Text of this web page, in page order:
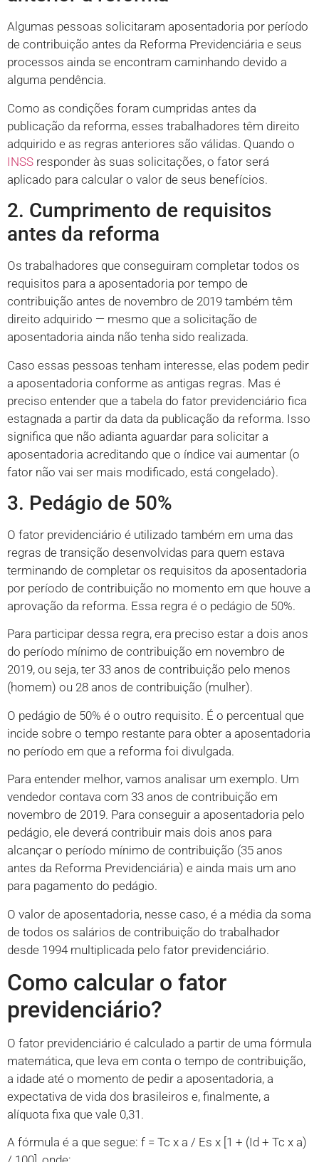
Algumas pessoas solicitaram aposentadoria por período
de contribuição antes da Reforma Previdenciária e seus
processos ainda se encontram caminhando devido a
alguma pendência.
Como as condições foram cumpridas antes da
publicação da reforma, esses trabalhadores têm direito
adquirido e as regras anteriores são válidas. Quando o
INSS responder às suas solicitações, o fator será
aplicado para calcular o valor de seus benefícios.
2. Cumprimento de requisitos
antes da reforma
Os trabalhadores que conseguiram completar todos os
requisitos para a aposentadoria por tempo de
contribuição antes de novembro de 2019 também têm
direito adquirido — mesmo que a solicitação de
aposentadoria ainda não tenha sido realizada.
Caso essas pessoas tenham interesse, elas podem pedir
a aposentadoria conforme as antigas regras. Mas é
preciso entender que a tabela do fator previdenciário fica
estagnada a partir da data da publicação da reforma. Isso
significa que não adianta aguardar para solicitar a
aposentadoria acreditando que o índice vai aumentar (o
fator não vai ser mais modificado, está congelado).
3. Pedágio de 50%
O fator previdenciário é utilizado também em uma das
regras de transição desenvolvidas para quem estava
terminando de completar os requisitos da aposentadoria
por período de contribuição no momento em que houve a
aprovação da reforma. Essa regra é o pedágio de 50%.
Para participar dessa regra, era preciso estar a dois anos
do período mínimo de contribuição em novembro de
2019, ou seja, ter 33 anos de contribuição pelo menos
(homem) ou 28 anos de contribuição (mulher).
O pedágio de 50% é o outro requisito. É o percentual que
incide sobre o tempo restante para obter a aposentadoria
no período em que a reforma foi divulgada.
Para entender melhor, vamos analisar um exemplo. Um
vendedor contava com 33 anos de contribuição em
novembro de 2019. Para conseguir a aposentadoria pelo
pedágio, ele deverá contribuir mais dois anos para
alcançar o período mínimo de contribuição (35 anos
antes da Reforma Previdenciária) e ainda mais um ano
para pagamento do pedágio.
O valor de aposentadoria, nesse caso, é a média da soma
de todos os salários de contribuição do trabalhador
desde 1994 multiplicada pelo fator previdenciário.
Como calcular o fator
previdenciário?
O fator previdenciário é calculado a partir de uma fórmula
matemática, que leva em conta o tempo de contribuição,
a idade até o momento de pedir a aposentadoria, a
expectativa de vida dos brasileiros e, finalmente, a
alíquota fixa que vale 0,31.
A fórmula é a que segue: f = Tc x a / Es x [1 + (Id + Tc x a)